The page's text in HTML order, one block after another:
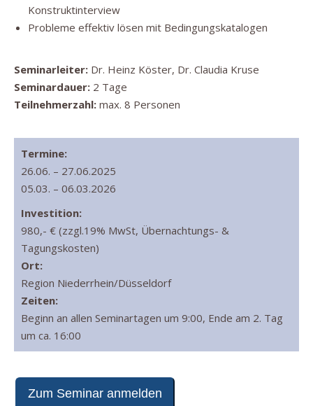
Konstruktinterview
Probleme effektiv lösen mit Bedingungskatalogen
Seminarleiter: Dr. Heinz Köster, Dr. Claudia Kruse
Seminardauer: 2 Tage
Teilnehmerzahl: max. 8 Personen
Termine:
26.06. – 27.06.2025
05.03. – 06.03.2026
Investition:
980,- € (zzgl.19% MwSt, Übernachtungs- &
Tagungskosten)
Ort:
Region Niederrhein/Düsseldorf
Zeiten:
Beginn an allen Seminartagen um 9:00, Ende am 2. Tag
um ca. 16:00
Zum Seminar anmelden